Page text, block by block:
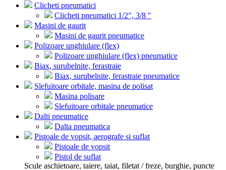
Clicheti pneumatici
Clicheti pneumatici 1/2", 3/8 "
Masini de gaurit
Masini de gaurit pneumatice
Polizoare unghiulare (flex)
Polizoare unghiulare (flex) pneumatice
Biax, surubelnite, ferastraie
Biax, surubelnite, ferastraie pneumatice
Slefuitoare orbitale, masina de polisat
Masina polisare
Slefuitoare orbitale pneumatice
Dalti pneumatice
Dalta pneumatica
Pistoale de vopsit, aerografe si suflat
Pistoale de vopsit
Pistol de suflat
Scule aschietoare, taiere, taiat, filetat / freze, burghie, puncte